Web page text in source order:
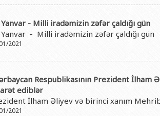
- Milli iradəmizin zəfər çaldığı gün
- Milli iradəmizin zəfər çaldığı gün
2021
Respublikasının Prezident İlham
ediblər
İlham Əliyev və birinci xanım
2021